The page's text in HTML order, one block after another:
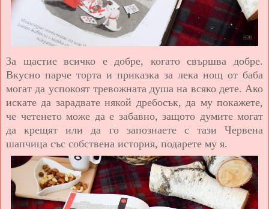
За щастие всичко е добре, когато свършва добре.
Вкусно парче торта и приказка за лека нощ от баба
могат да успокоят тревожната душа на всяко дете. Ако
искате да зарадвате някой дребосък, да му покажете,
че четенето може да е забавно, защото думите могат
да крещят или да го запознаете с тази Червена
шапчица със собствена история, подарете му я.